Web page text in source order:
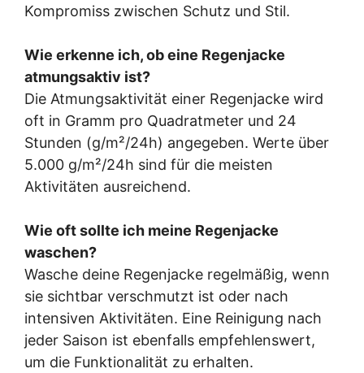
Kompromiss zwischen Schutz und Stil.
Wie erkenne ich, ob eine Regenjacke
atmungsaktiv ist?
Die Atmungsaktivität einer Regenjacke wird
oft in Gramm pro Quadratmeter und 24
Stunden (g/m²/24h) angegeben. Werte über
5.000 g/m²/24h sind für die meisten
Aktivitäten ausreichend.
Wie oft sollte ich meine Regenjacke
waschen?
Wasche deine Regenjacke regelmäßig, wenn
sie sichtbar verschmutzt ist oder nach
intensiven Aktivitäten. Eine Reinigung nach
jeder Saison ist ebenfalls empfehlenswert,
um die Funktionalität zu erhalten.